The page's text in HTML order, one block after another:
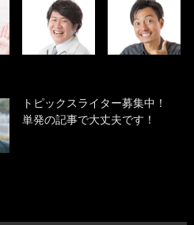
トピックスライター募集中！
単発の記事で大丈夫です！